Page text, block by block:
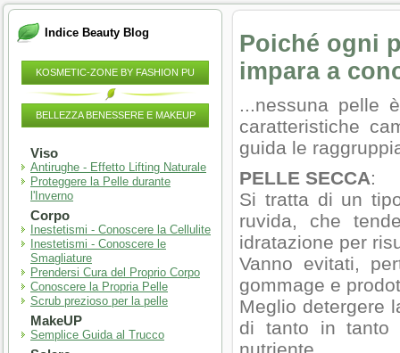
Indice Beauty Blog
KOSMETIC-ZONE BY FASHION PU
BELLEZZA BENESSERE E MAKEUP
Viso
Antirughe - Effetto Lifting Naturale
Proteggere la Pelle durante
l'Inverno
Corpo
Inestetismi - Conoscere la Cellulite
Inestetismi - Conoscere le
Smagliature
Prendersi Cura del Proprio Corpo
Conoscere la Propria Pelle
Scrub prezioso per la pelle
MakeUP
Semplice Guida al Trucco
Poiché ogni
impara a
...nessuna pelle
caratteristiche
guida le
PELLE SECCA:
Si tratta di un
ruvida, che
idratazione per
Vanno evitati,
gommage e
Meglio detergere
di tanto in tanto